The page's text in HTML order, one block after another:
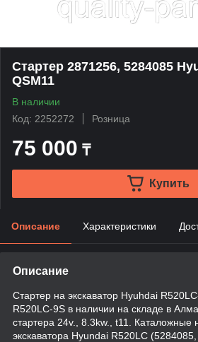
Стартер 2871256, 5284085
QSM11
В наличии
Код: 2252272
Розница
75 000 ₸
Купить
Описание Характеристики
Описание
Стартер на экскаватор Hyuhdai
R520LC-9S в наличии на складе в
стартера 24v., 8.3kw., t11. Каталожные
экскаватора Hyundai R520LC